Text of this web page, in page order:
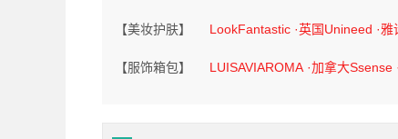
【美妆护肤】 LookFantastic ·英国Unineed ·
【服饰箱包】 LUISAVIAROMA ·加拿大Ssense